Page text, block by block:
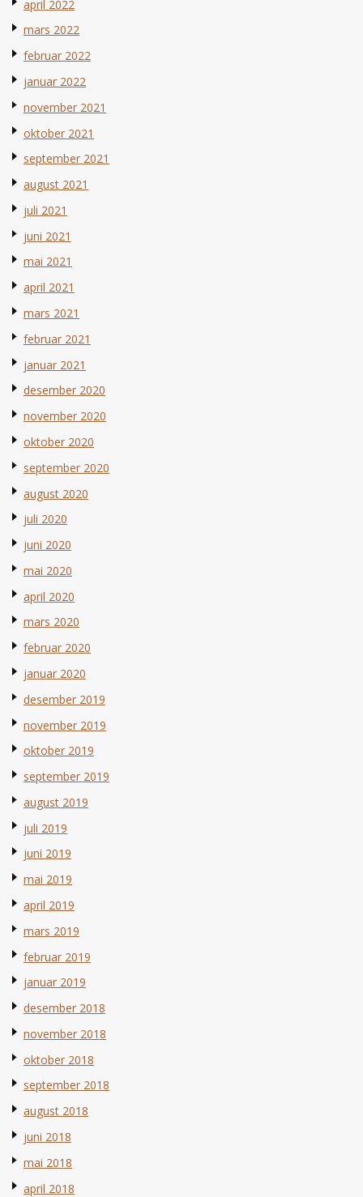
april 2022
mars 2022
februar 2022
januar 2022
november 2021
oktober 2021
september 2021
august 2021
juli 2021
juni 2021
mai 2021
april 2021
mars 2021
februar 2021
januar 2021
desember 2020
november 2020
oktober 2020
september 2020
august 2020
juli 2020
juni 2020
mai 2020
april 2020
mars 2020
februar 2020
januar 2020
desember 2019
november 2019
oktober 2019
september 2019
august 2019
juli 2019
juni 2019
mai 2019
april 2019
mars 2019
februar 2019
januar 2019
desember 2018
november 2018
oktober 2018
september 2018
august 2018
juni 2018
mai 2018
april 2018